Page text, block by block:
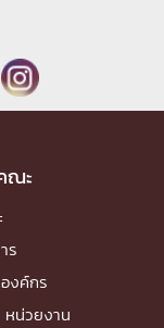
ณะ
ร
งค์กร
น่วยงาน